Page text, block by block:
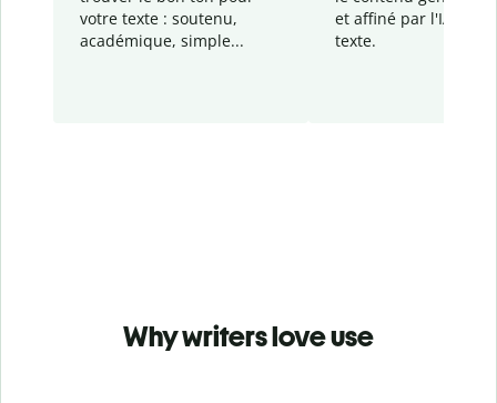
votre texte : soutenu,
académique, simple...
et affiné par l'IA
texte.
Why writers love use